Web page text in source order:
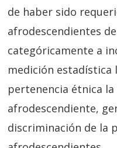
de haber sido
afrodescendientes
categóricamente a
medición
pertenencia étnica
afrodescendiente,
discriminación de la